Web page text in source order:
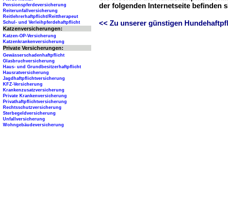
der folgenden Internetseite befinden
<< Zu unserer günstigen
Pensionspferdeversicherung
Reiterunfallversicherung
Reitlehrerhaftpflicht/Reittherapeut
Schul- und Verleihpferdehaftpflicht
Katzenversicherungen:
Katzen-OP-Versicherung
Katzenkrankenversicherung
Private Versicherungen:
Gewässerschadenhaftpflicht
Glasbruchversicherung
Haus- und Grundbesitzerhaftpflicht
Hausratversicherung
Jagdhaftpflichtversicherung
KFZ-Versicherung
Krankenzusatzversicherung
Private Krankenversicherung
Privathaftpflichtversicherung
Rechtsschutzversicherung
Sterbegeldversicherung
Unfallversicherung
Wohngebäudeversicherung